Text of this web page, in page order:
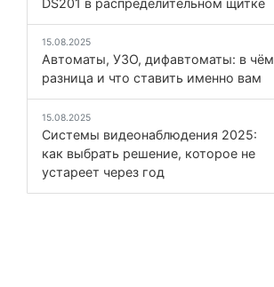
15.08.2025
Автоматы, УЗО, дифавтоматы: в чём
разница и что ставить именно вам
15.08.2025
Системы видеонаблюдения 2025:
как выбрать решение, которое не
устареет через год